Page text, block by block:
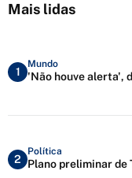
Mais lidas
1
Mundo
'Não houve alerta',
2
Política
Plano preliminar de